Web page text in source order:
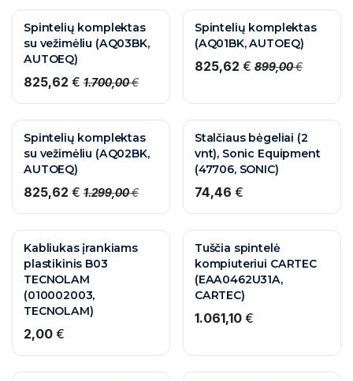
AKCIJA
Spintelių komplektas
su vežimėliu (AQ03BK,
AUTOEQ)
825,62 € 1.700,00€
AKCIJA
Spintelių komplektas
(AQ01BK, AUTOEQ)
825,62 € 899,00€
AKCIJA
Spintelių komplektas
su vežimėliu (AQ02BK,
AUTOEQ)
825,62 € 1.299,00€
10 M. GARANTIJA
Stalčiaus bėgeliai (2
vnt), Sonic Equipment
(47706, SONIC)
74,46 €
Kabliukas įrankiams
plastikinis B03
TECNOLAM
(010002003,
TECNOLAM)
2,00 €
Tuščia spintelė
kompiuteriui CARTEC
(EAA0462U31A,
CARTEC)
1.061,10€